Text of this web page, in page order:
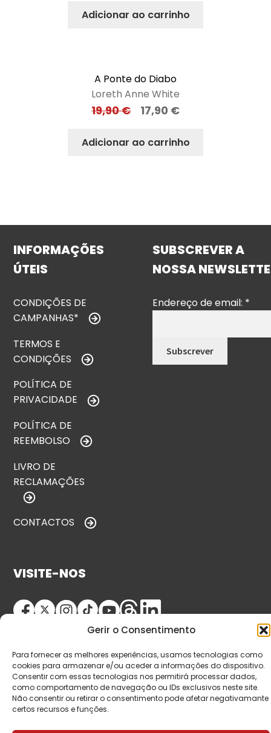
Gerir o Consentimento
Para fornecer as melhores experiências, usamos tecnologias como
cookies para armazenar e/ou aceder a informações do dispositivo.
Consentir com essas tecnologias nos permitirá processar dados,
como comportamento de navegação ou IDs exclusivos neste site.
Não consentir ou retirar o consentimento pode afetar negativamante
certos recursos e funções.
Adicionar ao carrinho
A Ponte do Diabo
Loreth Anne White
19,90€ 17,90 €
Adicionar ao carrinho
INFORMAÇÕES
ÚTEIS
CONDIÇÕES DE
CAMPANHAS*
TERMOS E
CONDIÇÕES
POLÍTICA DE
PRIVACIDADE
POLÍTICA DE
REEMBOLSO
LIVRO DE
RECLAMAÇÕES
CONTACTOS
SUBSCREVER A
NOSSA
Endereço de email: *
VISITE-NOS
© Copyright 2026 Saída de Emergência. Todos os
direitos reservados.